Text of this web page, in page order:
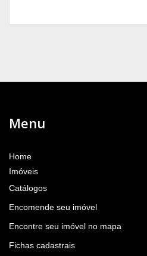
Menu
Home
Imóveis
Catálogos
Encomende seu imóvel
Encontre seu imóvel no mapa
Fichas cadastrais